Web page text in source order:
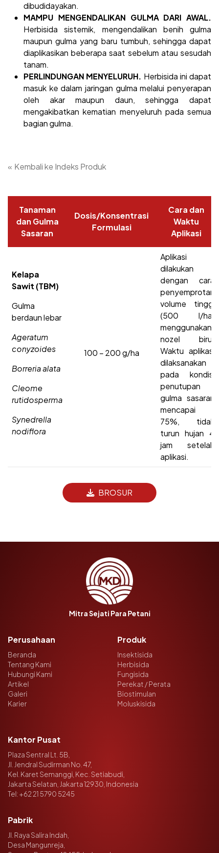
dibudidayakan.
MAMPU MENGENDALIKAN GULMA DARI AWAL.
Herbisida sistemik, mengendalikan benih gulma
maupun gulma yang baru tumbuh, sehingga dapat
diaplikasikan beberapa saat sebelum atau sesudah
tanam.
PERLINDUNGAN MENYELURUH. Herbisida ini dapat
masuk ke dalam jaringan gulma melalui penyerapan
oleh akar maupun daun, sehingga dapat
mengakibatkan kematian menyeluruh pada semua
bagian gulma.
« Kembali ke Indeks Produk
Tanaman
dan Gulma
Sasaran
Dosis/Konsentrasi
Formulasi
Cara dan
Waktu
Aplikasi
Kelapa
Sawit (TBM)
Gulma
berdaun lebar
Ageratum
conyzoides
Borreria alata
Cleome
rutidosperma
Synedrella
nodiflora
100 – 200 g/ha
Aplikasi
dilakukan
dengan cara
penyemprotan
volume tinggi
(500 l/ha)
menggunakan
nozel biru.
Waktu aplikasi
dilaksanakan
pada kondisi
penutupan
gulma sasaran
mencapai
75%, tidak
turun hujan 4
jam setelah
aplikasi.
BROSUR
Mitra Sejati Para Petani
Perusahaan
Beranda
Tentang Kami
Hubungi Kami
Artikel
Galeri
Karier
Produk
Insektisida
Herbisida
Fungisida
Perekat / Perata
Biostimulan
Moluskisida
Kantor Pusat
Plaza Sentral Lt. 5B,
Jl. Jendral Sudirman No. 47,
Kel. Karet Semanggi, Kec. Setiabudi,
Jakarta Selatan, Jakarta 12930, Indonesia
Tel: +62 21 5790 5245
Pabrik
Jl. Raya Salira Indah,
Desa Mangunreja,